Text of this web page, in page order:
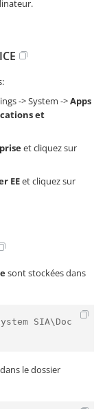
-> System ->Apps
et
et cliquez sur
EEet cliquez sur
sont stockées dans
SIA\Doc
le dossier